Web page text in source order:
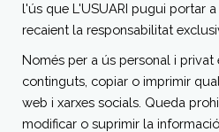
l'ús que L'USUARI pugui portar
recaient la responsabilitat
Només per a ús personal i
continguts, copiar o imprimir
web i xarxes socials. Queda
modificar o suprimir la